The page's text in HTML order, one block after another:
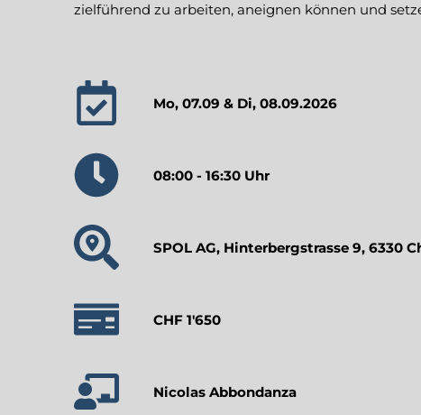
zielführend zu arbeiten, aneignen können und
Mo, 07.09 & Di, 08.09.2026
08:00 - 16:30 Uhr
SPOL AG, Hinterbergstrasse 9, 6330
CHF 1'650
Nicolas Abbondanza